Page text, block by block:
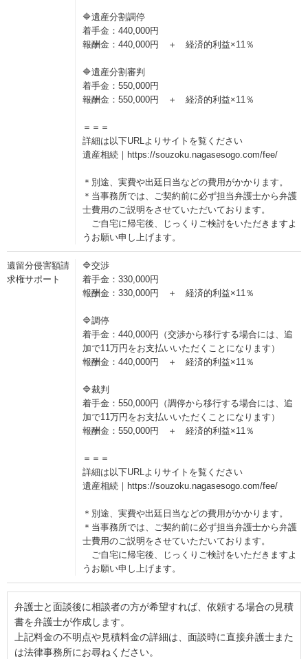
🔷遺産分割調停
着手金：440,000円
報酬金：440,000円 ＋ 経済的利益×11％
🔷遺産分割審判
着手金：550,000円
報酬金：550,000円 ＋ 経済的利益×11％
＝＝＝
詳細は以下URLよりサイトを覧ください
遺産相続｜https://souzoku.nagasesogo.com/fee/
＊別途、実費や出廷日当などの費用がかかります。
＊当事務所では、ご契約前に必ず担当弁護士から弁護
士費用のご説明をさせていただいております。
ご自宅に帰宅後、じっくりご検討をいただきますよ
うお願い申し上げます。
遺留分侵害額請
求権サポート
🔷交渉
着手金：330,000円
報酬金：330,000円 ＋ 経済的利益×11％
🔷調停
着手金：440,000円（交渉から移行する場合には、追
加で11万円をお支払いいただくことになります）
報酬金：440,000円 ＋ 経済的利益×11％
🔷裁判
着手金：550,000円（調停から移行する場合には、追
加で11万円をお支払いいただくことになります）
報酬金：550,000円 ＋ 経済的利益×11％
＝＝＝
詳細は以下URLよりサイトを覧ください
遺産相続｜https://souzoku.nagasesogo.com/fee/
＊別途、実費や出廷日当などの費用がかかります。
＊当事務所では、ご契約前に必ず担当弁護士から弁護
士費用のご説明をさせていただいております。
ご自宅に帰宅後、じっくりご検討をいただきますよ
うお願い申し上げます。
弁護士と面談後に相談者の方が希望すれば、依頼する場合の見積
書を弁護士が作成します。
上記料金の不明点や見積料金の詳細は、面談時に直接弁護士また
は法律事務所にお尋ねください。